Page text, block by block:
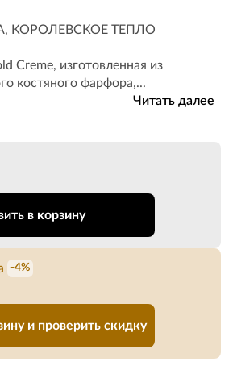
КОРОЛЕВСКОЕ ТЕПЛО
Creme, изготовленная из
костяного фарфора,...
Читать далее
в корзину
-4%
и проверить скидку